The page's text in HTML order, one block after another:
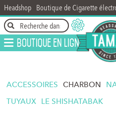
Headshop Boutique de Cigarette
Boutique en ligne
ACCESSOIRES CHARBON
TUYAUX
LE SHISHATABAK